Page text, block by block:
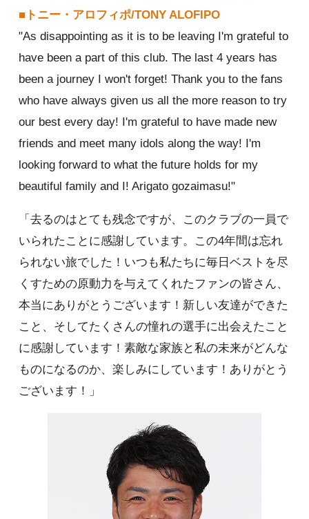
■トニー・アロフィポ/TONY ALOFIPO
"As disappointing as it is to be leaving I'm grateful to
have been a part of this club. The last 4 years has
been a journey I won't forget! Thank you to the fans
who have always given us all the more reason to try
our best every day! I'm grateful to have made new
friends and meet many idols along the way! I'm
looking forward to what the future holds for my
beautiful family and I! Arigato gozaimasu!"
「去るのはとても残念ですが、このクラブの一員で
いられたことに感謝しています。この4年間は忘れ
られない旅でした！いつも私たちに毎日ベストを尽
くすための原動力を与えてくれたファンの皆さん、
本当にありがとうございます！新しい友達ができた
こと、そしてたくさんの憧れの選手に出会えたこと
に感謝しています！素敵な家族と私の未来がどんな
ものになるのか、楽しみにしています！ありがとう
ございます！」